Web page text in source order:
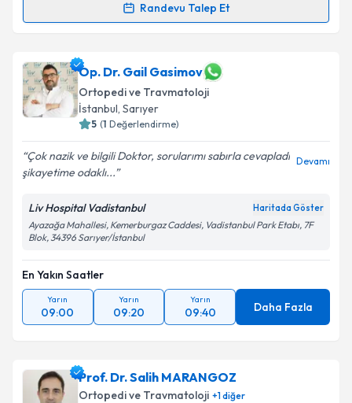
Randevu Talep Et
için bir takvim hazırlandığında e-posta ile
bilgilendireceğiz.
E-posta Adresiniz
Metni'ni okudum ve kişisel verilerimin belirtilen
kapsamda işlenmesini kabul ediyorum.
Op. Dr. Gail Gasimov
Ortopedi ve Travmatoloji
İstanbul, Sarıyer
5 (1 Değerlendirme)
Çok nazik ve bilgili Doktor, sorularımı sabırla cevapladı
şikayetime odaklı...
Devamı
Liv Hospital Vadistanbul Haritada Göster
Ayazağa Mahallesi, Kemerburgaz Caddesi, Vadistanbul Park Etabı, 7F
Blok, 34396 Sarıyer/İstanbul
En Yakın Saatler
Yarın
09:00
Yarın
09:20
Yarın
09:40 Daha Fazla
Prof. Dr. Salih MARANGOZ
Ortopedi ve Travmatoloji +1diğer